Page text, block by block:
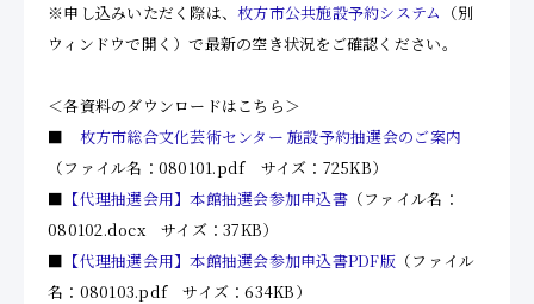
※申し込みいただく際は、枚方市公共施設予約システム （別
ウィンドウで開く）で最新の空き状況をご確認ください。
＜各資料のダウンロードはこちら＞
■ 枚方市総合文化芸術センター 施設予約抽選会のご案内
（ファイル名：080101.pdf サイズ：725KB）
■ 【代理抽選会用】本館抽選会参加申込書（ファイル名：
080102.docx サイズ：37KB）
■ 【代理抽選会用】本館抽選会参加申込書PDF版 （ファイル
名：080103.pdf サイズ：634KB）